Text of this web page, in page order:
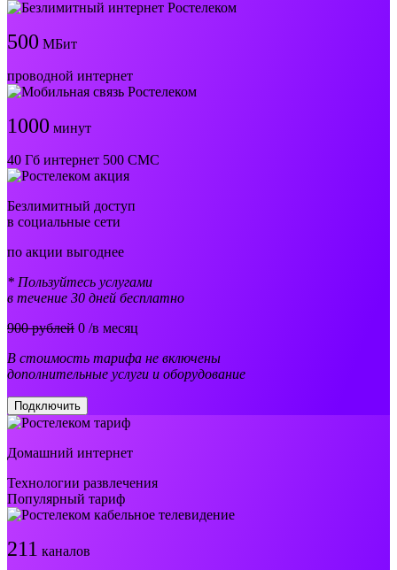
500 МБит
проводной интернет
1000 минут
40 Гб интернет 500 СМС
Безлимитный доступ
в социальные сети
по акции выгоднее
* Пользуйтесь услугами
в течение 30 дней бесплатно
900 рублей 0 /в месяц
В стоимость тарифа не включены
дополнительные услуги и оборудование
Подключить
Домашний интернет
Технологии развлечения
Популярный тариф
211 каналов